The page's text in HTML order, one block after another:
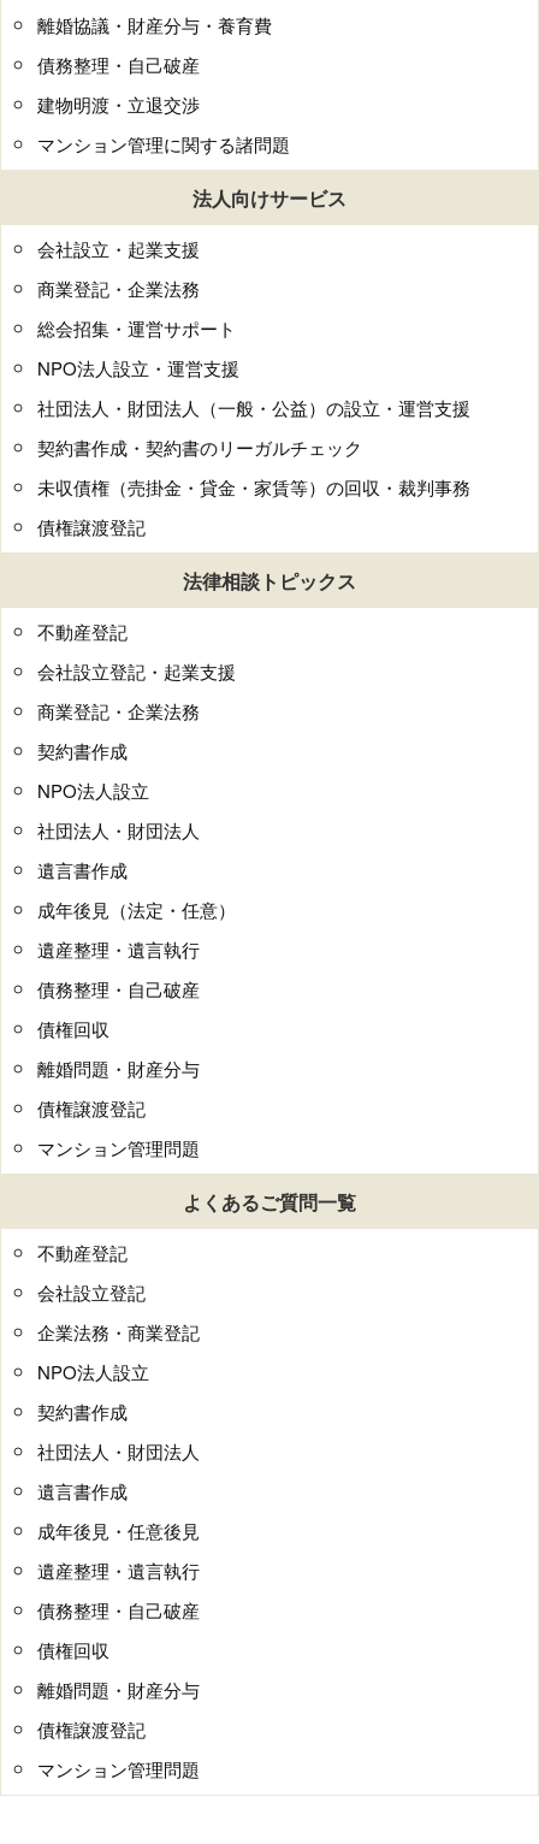
離婚協議・財産分与・養育費
債務整理・自己破産
建物明渡・立退交渉
マンション管理に関する諸問題
法人向けサービス
会社設立・起業支援
商業登記・企業法務
総会招集・運営サポート
NPO法人設立・運営支援
社団法人・財団法人（一般・公益）の設立・運営支援
契約書作成・契約書のリーガルチェック
未収債権（売掛金・貸金・家賃等）の回収・裁判事務
債権譲渡登記
法律相談トピックス
不動産登記
会社設立登記・起業支援
商業登記・企業法務
契約書作成
NPO法人設立
社団法人・財団法人
遺言書作成
成年後見（法定・任意）
遺産整理・遺言執行
債務整理・自己破産
債権回収
離婚問題・財産分与
債権譲渡登記
マンション管理問題
よくあるご質問一覧
不動産登記
会社設立登記
企業法務・商業登記
NPO法人設立
契約書作成
社団法人・財団法人
遺言書作成
成年後見・任意後見
遺産整理・遺言執行
債務整理・自己破産
債権回収
離婚問題・財産分与
債権譲渡登記
マンション管理問題